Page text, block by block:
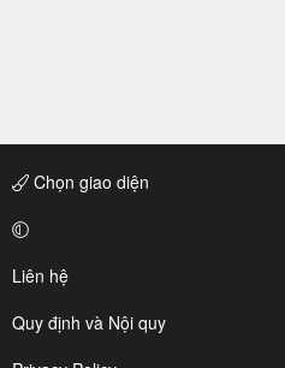
Chọn giao diện
Liên hệ
Quy định và Nội quy